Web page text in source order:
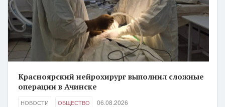
Красноярский нейрохирург выполнил сложные
операции в Ачинске
НОВОСТИ ОБЩЕСТВО 06.08.2026